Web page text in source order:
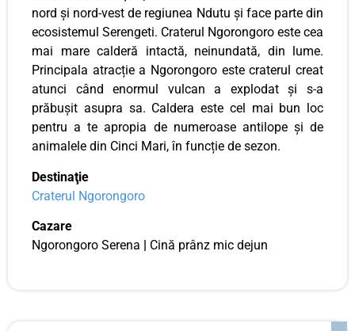
nord și nord-vest de regiunea Ndutu și face parte din
ecosistemul Serengeti. Craterul Ngorongoro este cea
mai mare calderă intactă, neinundată, din lume.
Principala atracție a Ngorongoro este craterul creat
atunci când enormul vulcan a explodat și s-a
prăbușit asupra sa. Caldera este cel mai bun loc
pentru a te apropia de numeroase antilope și de
animalele din Cinci Mari, în funcție de sezon.
Destinaţie
Craterul Ngorongoro
Cazare
Ngorongoro Serena | Cină prânz mic dejun